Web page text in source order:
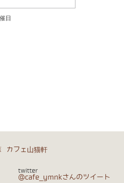
日
カフェ山猫軒
twitter
@cafe_ymnkさんのツイート